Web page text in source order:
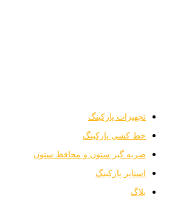
تجهیزات پارکینگ
خط کشی پارکینگ
ضربه گیر ستون و محافظ ستون
استاپر پارکینگ
بلاگ